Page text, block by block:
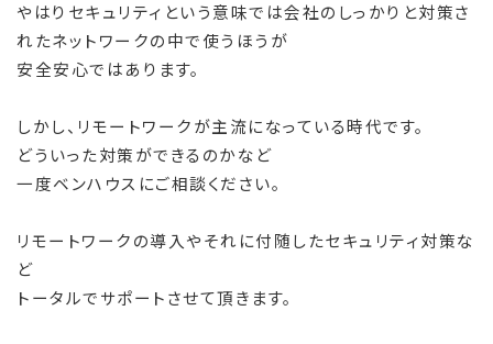
やはりセキュリティという意味では会社のしっかりと対策さ
れたネットワークの中で使うほうが
安全安心ではあります。
しかし、リモートワークが主流になっている時代です。
どういった対策ができるのかなど
一度ベンハウスにご相談ください。
リモートワークの導入やそれに付随したセキュリティ対策な
ど
トータルでサポートさせて頂きます。